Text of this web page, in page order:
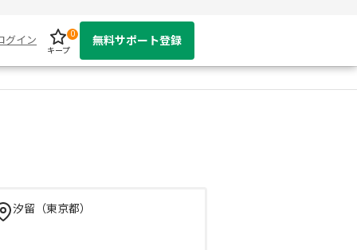
グイン
キープ
0
無料サポート登録
汐留（東京都）